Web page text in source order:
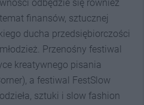
odbędzie się również
finansów, sztucznej
ducha przedsiębiorczości
Przenośny festiwal
kreatywnego pisania
a festiwal FestSlow
sztuki i slow fashion